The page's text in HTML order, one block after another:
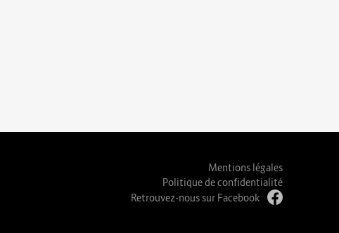
Mentions légales
Politique de confidentialité
Retrouvez-nous sur Facebook